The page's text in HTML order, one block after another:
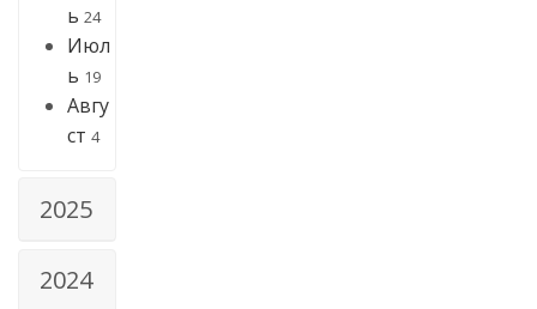
ь 24
Июл
ь 19
Авгу
ст 4
2025
2024